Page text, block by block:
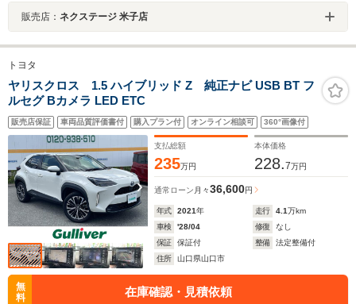
販売店： ネクステージ 米子店
トヨタ
ヤリスクロス 1.5 ハイブリッド Z 純正ナビ USB BT フ
ルセグ Bカメラ LED ETC
販売店保証 車両品質評価書付 購入プラン付 オンライン相談可 360°画像付
支払総額
235万円
本体価格
228.7万円
通常ローン 月々36,600円
年式 2021年 走行 4.1万km
車検
'28/04 修復
なし
保証
保証付 整備
法定整備付
住所
山口県山口市
無
料
在庫確認・見積依頼